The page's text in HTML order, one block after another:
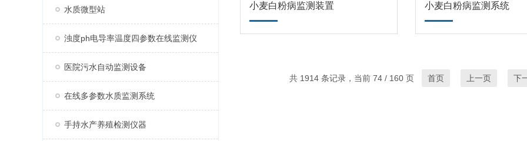
水质微型站
浊度ph电导率温度四参数在线监测仪
医院污水自动监测设备
在线多参数水质监测系统
手持水产养殖检测仪器
小麦白粉病监测装置 小麦白粉病监测系统
共 1914 条记录，当前 74 / 160 页 首页 上一页 下